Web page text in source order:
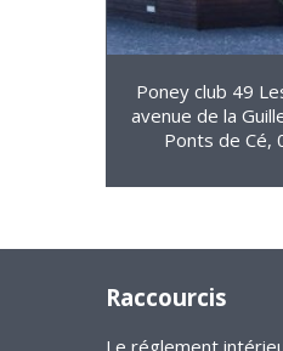
Poney club 49
avenue de la
Ponts de Cé,
Raccourcis